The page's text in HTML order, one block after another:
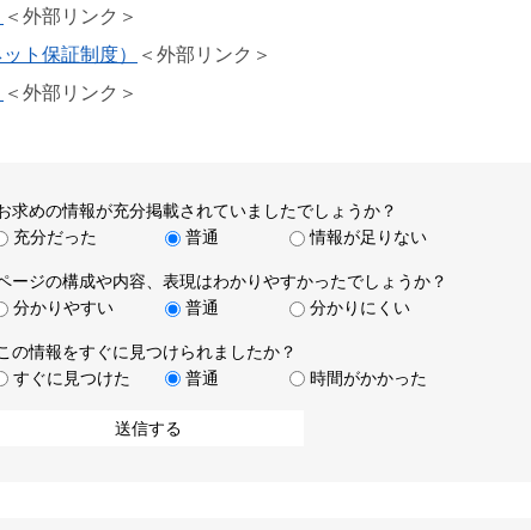
＜外部リンク＞
ト保証制度）
＜外部リンク＞
＜外部リンク＞
求めの情報が充分掲載されていましたでしょうか？
充分だった
普通 情報が足りない
ージの構成や内容、表現はわかりやすかったでしょうか？
分かりやすい
普通 分かりにくい
の情報をすぐに見つけられましたか？
すぐに見つけた
普通 時間がかかった